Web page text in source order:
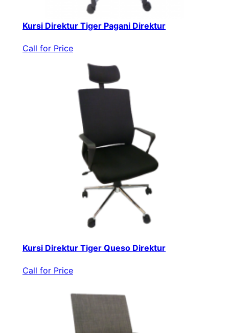
Kursi Direktur Tiger Pagani Direktur
Call for Price
Kursi Direktur Tiger Queso Direktur
Call for Price